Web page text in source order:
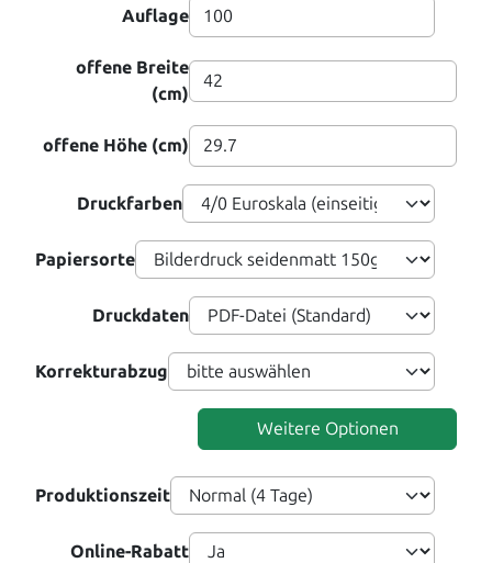
Auflage
offene Breite
(cm)
offene Höhe (cm)
Druckfarben
Papiersorte
Druckdaten
Korrekturabzug
Weitere Optionen
Produktionszeit
Online-Rabatt